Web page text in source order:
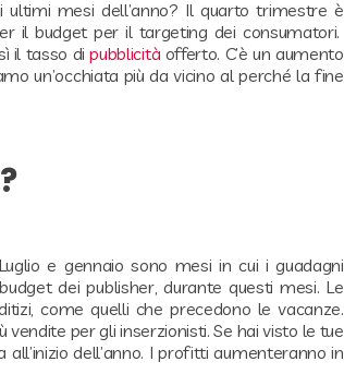
mesi dell’anno? Il quarto trimestre è
il budget per il targeting dei consumatori.
il tasso dipubblicità offerto. C’è un aumento
un’occhiata più da vicino al perché la fine
e gennaio sono mesi in cui i guadagni
dei publisher, durante questi mesi. Le
come quelli che precedono le vacanze.
per gli inserzionisti. Se hai visto le tue
dell’anno. I profitti aumenteranno in